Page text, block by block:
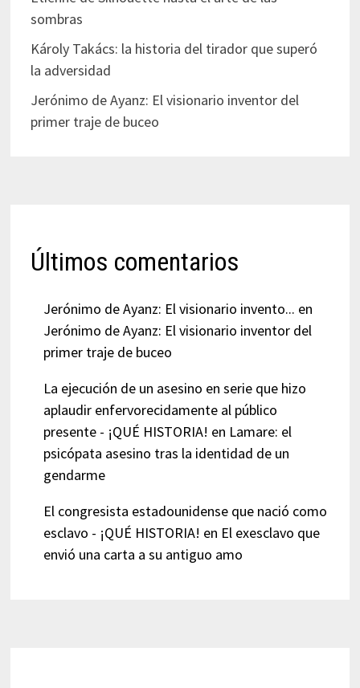
sombras
Károly Takács: la historia del tirador que superó
la adversidad
Jerónimo de Ayanz: El visionario inventor del
primer traje de buceo
Últimos comentarios
Jerónimo de Ayanz: El visionario invento... en
Jerónimo de Ayanz: El visionario inventor del
primer traje de buceo
La ejecución de un asesino en serie que hizo
aplaudir enfervorecidamente al público
presente - ¡QUÉ HISTORIA! en Lamare: el
psicópata asesino tras la identidad de un
gendarme
El congresista estadounidense que nació como
esclavo - ¡QUÉ HISTORIA! en El exesclavo que
envió una carta a su antiguo amo